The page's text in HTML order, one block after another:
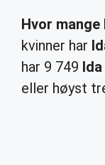
Hvor mange
kvinner har
har 9 749 Ida
eller høyst